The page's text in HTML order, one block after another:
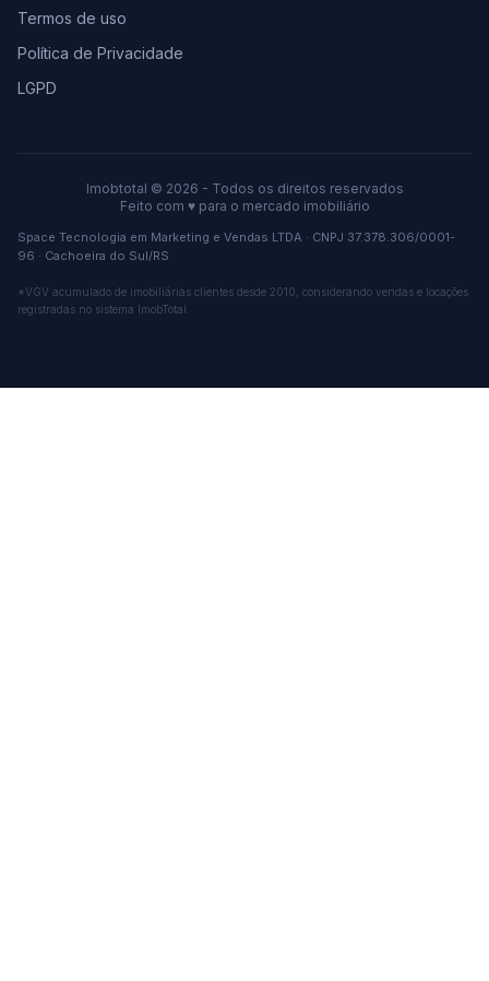
Termos de uso
Política de Privacidade
LGPD
Imobtotal © 2026 - Todos os direitos reservados
Feito com ♥para o mercado imobiliário
Space Tecnologia em Marketing e Vendas LTDA · CNPJ 37.378.306/0001-
96 · Cachoeira do Sul/RS
*VGV acumulado de imobiliárias clientes desde 2010, considerando vendas e locações
registradas no sistema ImobTotal.